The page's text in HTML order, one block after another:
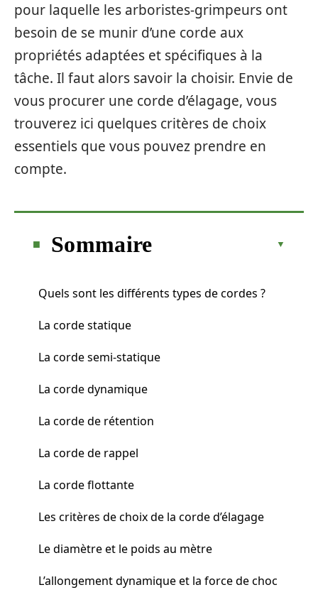
pour laquelle les arboristes-grimpeurs ont
besoin de se munir d’une corde aux
propriétés adaptées et spécifiques à la
tâche. Il faut alors savoir la choisir. Envie de
vous procurer une corde d’élagage, vous
trouverez ici quelques critères de choix
essentiels que vous pouvez prendre en
compte.
Sommaire
Quels sont les différents types de cordes ?
La corde statique
La corde semi-statique
La corde dynamique
La corde de rétention
La corde de rappel
La corde flottante
Les critères de choix de la corde d’élagage
Le diamètre et le poids au mètre
L’allongement dynamique et la force de choc